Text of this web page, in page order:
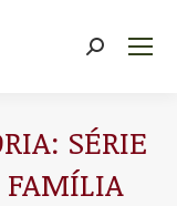
Buscar
SÉRIE
FAMÍLIA